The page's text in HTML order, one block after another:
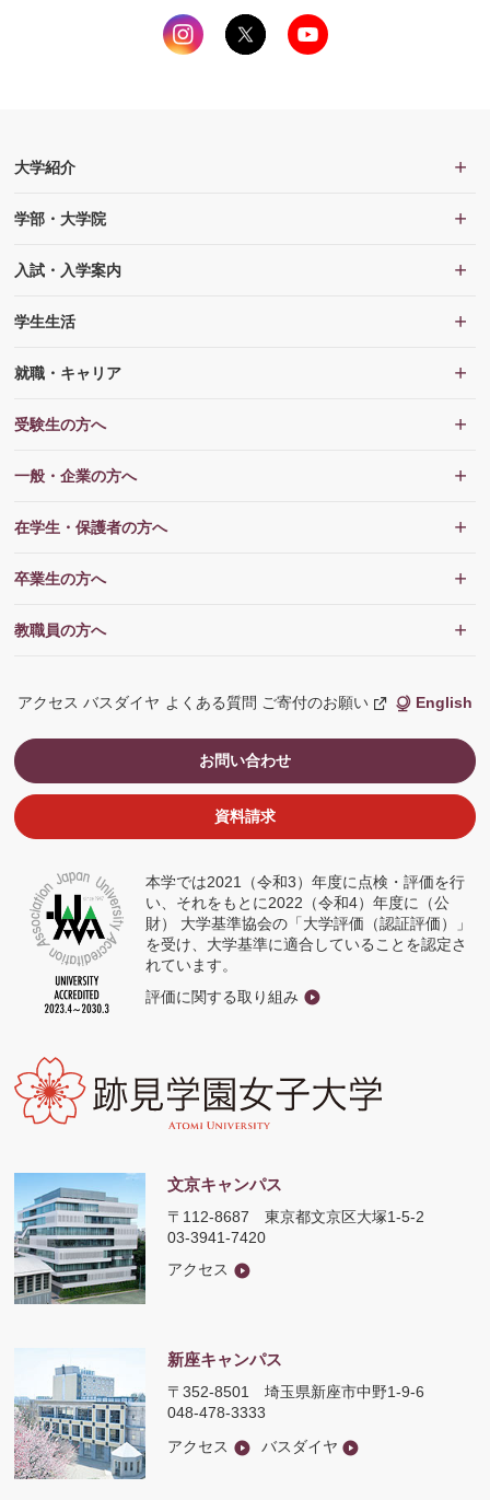
文京キャンパス
〒112-8687東京都文京区大塚1-5-2
03-3941-7420
アクセス
新座キャンパス
〒352-8501埼玉県新座市中野1-9-6
048-478-3333
アクセス
バスダイヤ
本学では2021（令和3）年度に点検・評価を行
い、それをもとに2022（令和4）年度に（公
財） 大学基準協会の「大学評価（認証評価）」
を受け、大学基準に適合していることを認定さ
れています。
評価に関する取り組み
大学紹介
学部・大学院
入試・入学案内
学生生活
就職・キャリア
受験生の方へ
一般・企業の方へ
在学生・保護者の方へ
卒業生の方へ
教職員の方へ
アクセス バスダイヤ よくある質問 ご寄付のお願い
新
し
ド
開
English
お問い合わせ
資料請求